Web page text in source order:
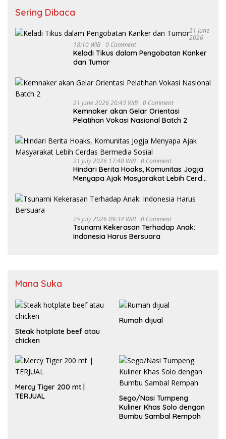
Sering Dibaca
21 June
2026
18:10 WIB 0 Comment
Keladi Tikus dalam Pengobatan Kanker
dan Tumor
21 June 2026 20:43 WIB 0 Comment
Kemnaker akan Gelar Orientasi
Pelatihan Vokasi Nasional Batch 2
21 July 2026 17:40 WIB 0 Comment
Hindari Berita Hoaks, Komunitas Jogja
Menyapa Ajak Masyarakat Lebih Cerdas
25 July 2026 09:34 WIB 0 Comment
Tsunami Kekerasan Terhadap Anak:
Indonesia Harus Bersuara
Mana Suka
Steak hotplate beef atau
chicken
Rumah dijual
Mercy Tiger 200 mt |
TERJUAL
Sego/Nasi Tumpeng
Kuliner Khas Solo dengan
Bumbu Sambal Rempah